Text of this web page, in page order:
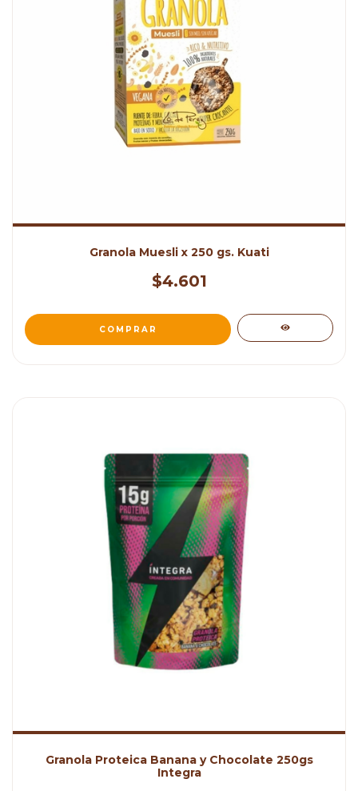
Granola Muesli x 250 gs. Kuati
$4.601
Granola Proteica Banana y Chocolate 250gs
Integra